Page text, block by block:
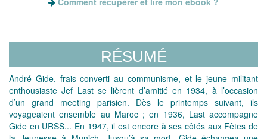
RÉSUMÉ
André Gide, frais converti au communisme, et le jeune militant
enthousiaste Jef Last se lièrent d’amitié en 1934, à l’occasion
d’un grand meeting parisien. Dès le printemps suivant, ils
voyageaient ensemble au Maroc ; en 1936, Last accompagne
Gide en URSS... En 1947, il est encore à ses côtés aux Fêtes de